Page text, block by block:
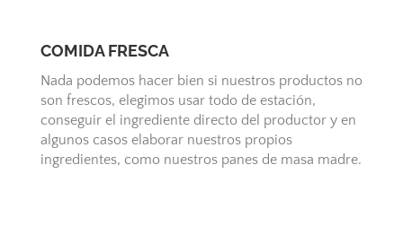
COMIDA FRESCA
Nada podemos hacer bien si nuestros productos no
son frescos, elegimos usar todo de estación,
conseguir el ingrediente directo del productor y en
algunos casos elaborar nuestros propios
ingredientes, como nuestros panes de masa madre.